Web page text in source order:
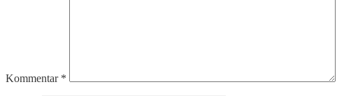
Kommentar *